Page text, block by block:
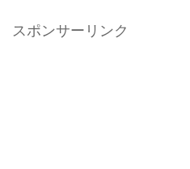
スポンサーリンク